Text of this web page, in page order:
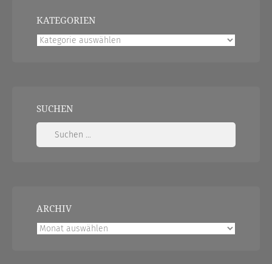
KATEGORIEN
Kategorien
SUCHEN
Suchen
ARCHIV
Archiv